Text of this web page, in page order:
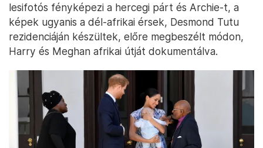
lesifotós fényképezi a hercegi párt és Archie-t, a
képek ugyanis a dél-afrikai érsek, Desmond Tutu
rezidenciáján készültek, előre megbeszélt módon,
Harry és Meghan afrikai útját dokumentálva.